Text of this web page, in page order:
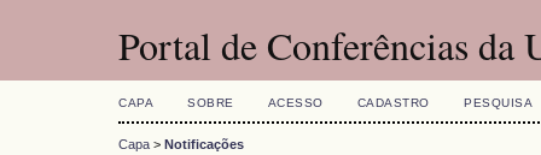
Portal de Conferências da
CAPA SOBRE ACESSO CADASTRO PESQUISA
Capa > Notificações